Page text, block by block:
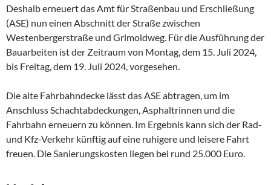
Deshalb erneuert das Amt für Straßenbau und Erschließung
(ASE) nun einen Abschnitt der Straße zwischen
Westenbergerstraße und Grimoldweg. Für die Ausführung der
Bauarbeiten ist der Zeitraum von Montag, dem 15. Juli 2024,
bis Freitag, dem 19. Juli 2024, vorgesehen.
Die alte Fahrbahndecke lässt das ASE abtragen, um im
Anschluss Schachtabdeckungen, Asphaltrinnen und die
Fahrbahn erneuern zu können. Im Ergebnis kann sich der Rad-
und Kfz-Verkehr künftig auf eine ruhigere und leisere Fahrt
freuen. Die Sanierungskosten liegen bei rund 25.000 Euro.